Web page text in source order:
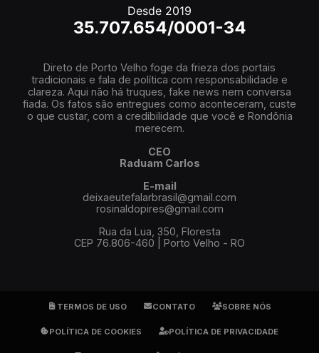
Desde 2019
35.707.654/0001-34
Direto de Porto Velho foge da frieza dos portais
tradicionais e fala de política com responsabilidade e
clareza. Aqui não há truques, fake news nem conversa
fiada. Os fatos são entregues como aconteceram, custe
o que custar, com a credibilidade que você e Rondônia
merecem.
CEO
Raduam Carlos
E-mail
deixaeutefalarbrasil@gmail.com
rosinaldopires@gmail.com
Rua da Lua, 350, Floresta
CEP 76.806-460 | Porto Velho - RO
TERMOS DE USO CONTATO SOBRE NÓS
POLÍTICA DE COOKIES POLÍTICA DE PRIVACIDADE